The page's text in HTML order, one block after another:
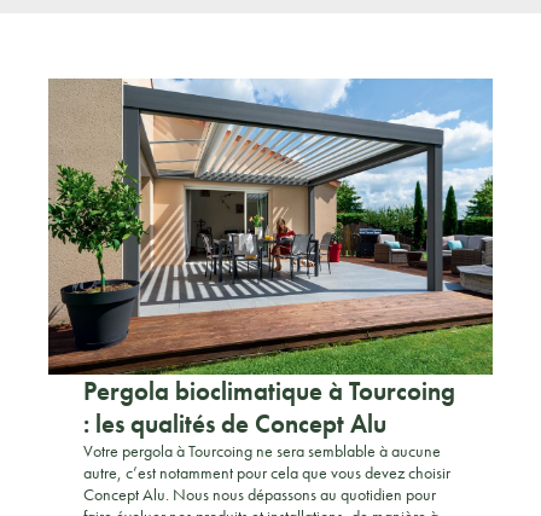
Pergola bioclimatique à Tourcoing
: les qualités de Concept Alu
Votre pergola à Tourcoing ne sera semblable à aucune
autre, c’est notamment pour cela que vous devez choisir
Concept Alu. Nous nous dépassons au quotidien pour